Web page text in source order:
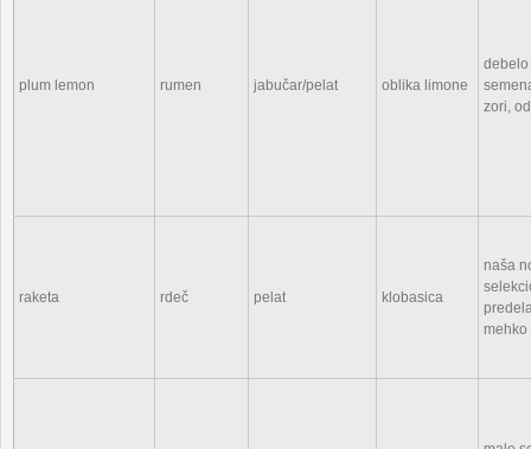
plum lemon rumen jabučar/pelat oblika limone
debelo
zori,
raketa rdeč pelat klobasica
naša